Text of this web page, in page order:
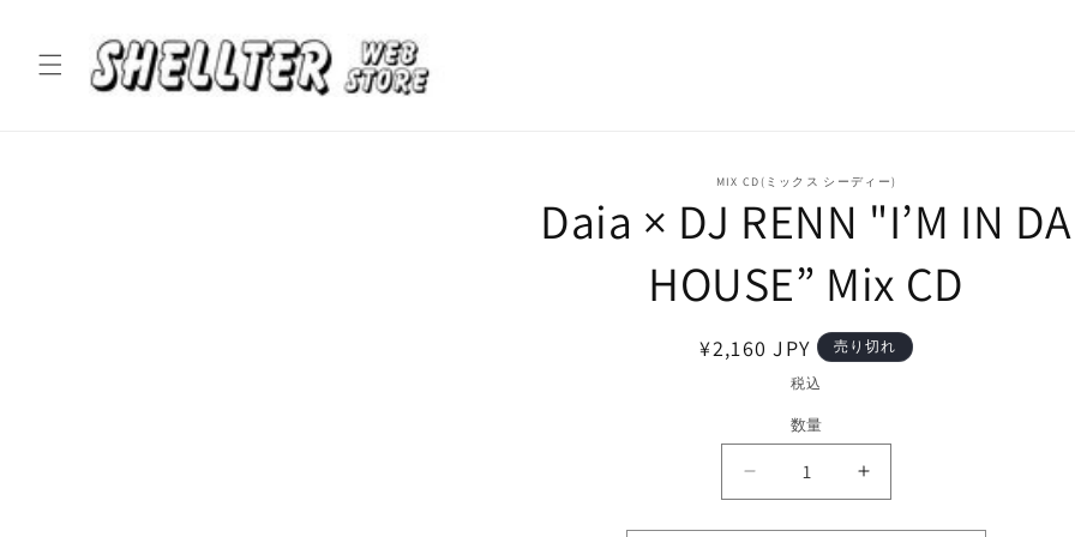
MIX CD(ミックス シーディー)
Daia × DJ RENN "I’M IN DA
HOUSE” Mix CD
通
格
¥2,160 JPY 売り切れ
税込
数量
×
DJ
Daia
×
DJ